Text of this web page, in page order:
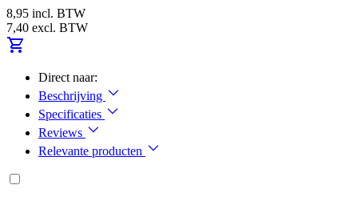
8,95 incl. BTW
7,40 excl. BTW
Direct naar:
Beschrijving
Specificaties
Reviews
Relevante producten